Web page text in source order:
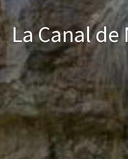
La Canal de